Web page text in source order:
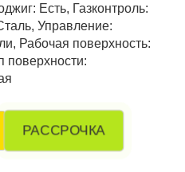
Есть, Газконтроль:
Управление:
Рабочая поверхность:
поверхности:
РАССРОЧКА